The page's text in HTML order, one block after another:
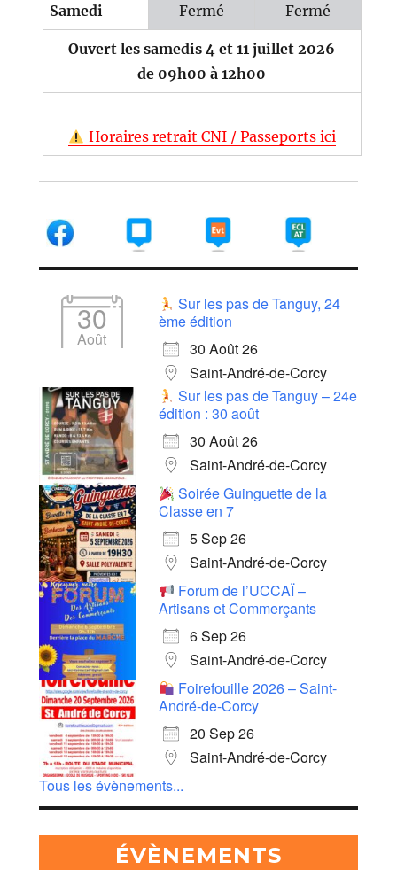
Samedi Fermé Fermé
Ouvert les samedis 4 et 11 juillet 2026
de 09h00 à 12h00
Horaires retrait CNI / Passeports ici
30
Août
Sur les pas de Tanguy, 24
ème édition
30 Août 26
Saint-André-de-Corcy
Sur les pas de Tanguy – 24e
édition : 30 août
30 Août 26
Saint-André-de-Corcy
Soirée Guinguette de la
Classe en 7
5 Sep 26
Saint-André-de-Corcy
Forum de l’UCCAÏ –
Artisans et Commerçants
6 Sep 26
Saint-André-de-Corcy
Foirefouille 2026 – Saint-
André-de-Corcy
20 Sep 26
Saint-André-de-Corcy
Tous les évènements...
ÉVÈNEMENTS